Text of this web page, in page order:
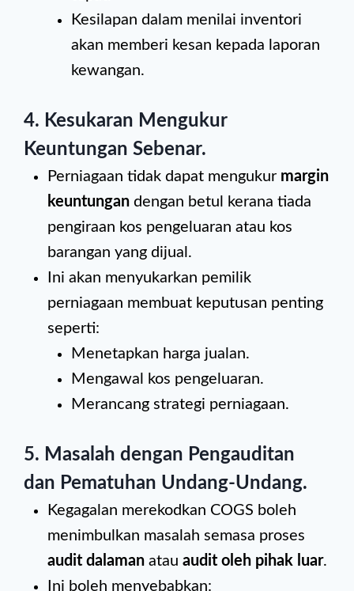
Kesilapan dalam menilai inventori
akan memberi kesan kepada laporan
kewangan.
4. Kesukaran Mengukur
Keuntungan Sebenar.
Perniagaan tidak dapat mengukur margin
keuntungan dengan betul kerana tiada
pengiraan kos pengeluaran atau kos
barangan yang dijual.
Ini akan menyukarkan pemilik
perniagaan membuat keputusan penting
seperti:
Menetapkan harga jualan.
Mengawal kos pengeluaran.
Merancang strategi perniagaan.
5. Masalah dengan Pengauditan
dan Pematuhan Undang-Undang.
Kegagalan merekodkan COGS boleh
menimbulkan masalah semasa proses
audit dalaman atau audit oleh pihak luar.
Ini boleh menyebabkan: